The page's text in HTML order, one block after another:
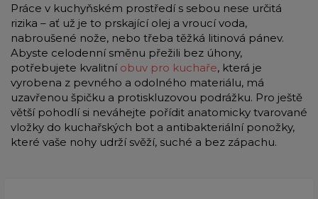
Práce v kuchyňském prostředí s sebou nese určitá
rizika – ať už je to prskající olej a vroucí voda,
nabroušené nože, nebo třeba těžká litinová pánev.
Abyste celodenní směnu přežili bez úhony,
potřebujete kvalitní obuv pro kuchaře, která je
vyrobena z pevného a odolného materiálu, má
uzavřenou špičku a protiskluzovou podrážku. Pro ještě
větší pohodlí si neváhejte pořídit anatomicky tvarované
vložky do kuchařských bot a antibakteriální ponožky,
které vaše nohy udrží svěží, suché a bez zápachu.